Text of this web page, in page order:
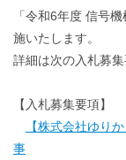
「令和6年度 信号
施いたします。
詳細は次の入札募集
【入札募集要項】
【株式会社ゆり
事